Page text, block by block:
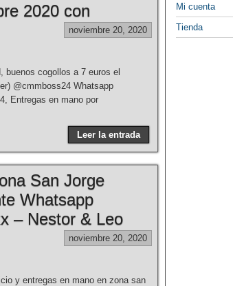
2020 con
noviembre 20, 2020
buenos cogollos a 7 euros el
@cmmboss24 Whatsapp
Entregas en mano por
Leer la entrada
San Jorge
Whatsapp
– Nestor & Leo
noviembre 20, 2020
y entregas en mano en zona san
Mi cuenta
Tienda